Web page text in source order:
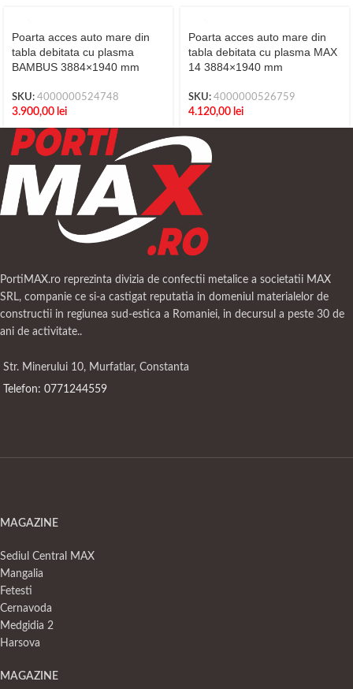
Poarta acces auto mare din
tabla debitata cu plasma
BAMBUS 3884×1940 mm
SKU: 4000000524748
3.900,00 lei
Poarta acces auto mare din
tabla debitata cu plasma MAX
14 3884×1940 mm
SKU: 4000000526759
4.120,00 lei
PortiMAX.ro reprezinta divizia de confectii metalice a societatii MAX
SRL, companie ce si-a castigat reputatia in domeniul materialelor de
constructii in regiunea sud-estica a Romaniei, in decursul a peste 30 de
ani de activitate..
Str. Minerului 10, Murfatlar, Constanta
Telefon: 0771244559
MAGAZINE
Sediul Central MAX
Mangalia
Fetesti
Cernavoda
Medgidia 2
Harsova
MAGAZINE